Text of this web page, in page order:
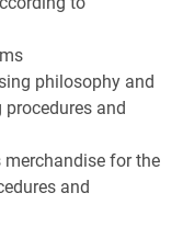
philosophy and
and
merchandise for the
and